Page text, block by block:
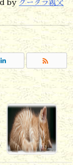
by グータラ親父
